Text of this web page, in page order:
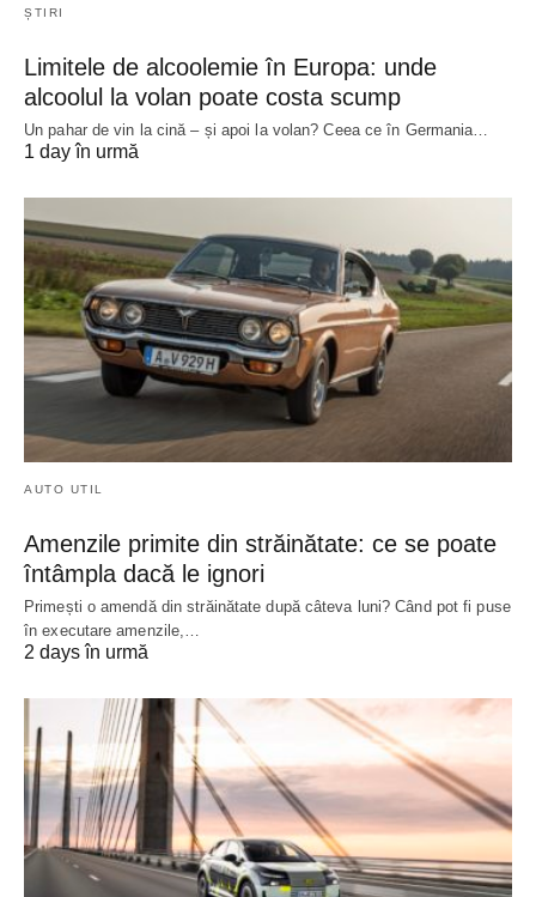
ȘTIRI
Limitele de alcoolemie în Europa: unde
alcoolul la volan poate costa scump
Un pahar de vin la cină – și apoi la volan? Ceea ce în Germania…
1 day în urmă
AUTO UTIL
Amenzile primite din străinătate: ce se poate
întâmpla dacă le ignori
Primești o amendă din străinătate după câteva luni? Când pot fi puse
în executare amenzile,…
2 days în urmă